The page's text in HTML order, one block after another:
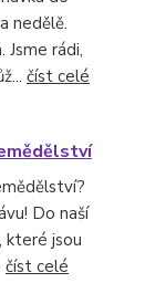
nedělě.
rádi,
číst celé
Do naší
které jsou
číst celé